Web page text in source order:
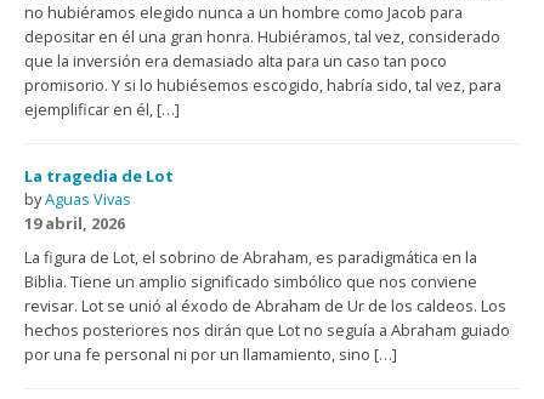
no hubiéramos elegido nunca a un hombre como Jacob para
depositar en él una gran honra. Hubiéramos, tal vez, considerado
que la inversión era demasiado alta para un caso tan poco
promisorio. Y si lo hubiésemos escogido, habría sido, tal vez, para
ejemplificar en él, […]
La tragedia de Lot
byAguas Vivas
19 abril, 2026
La figura de Lot, el sobrino de Abraham, es paradigmática en la
Biblia. Tiene un amplio significado simbólico que nos conviene
revisar. Lot se unió al éxodo de Abraham de Ur de los caldeos. Los
hechos posteriores nos dirán que Lot no seguía a Abraham guiado
por una fe personal ni por un llamamiento, sino […]